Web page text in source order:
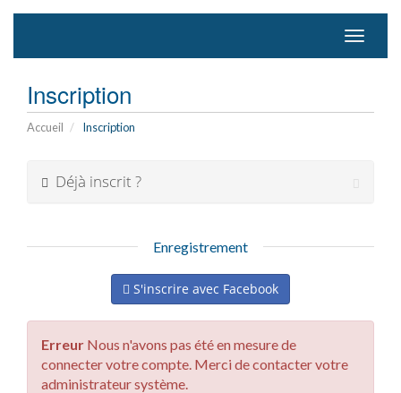
la
Inscription
Accueil Inscription
Déjà inscrit ?
Enregistrement
S'inscrire avec Facebook
Erreur Nous n'avons pas été en mesure de
connecter votre compte. Merci de contacter votre
administrateur système.